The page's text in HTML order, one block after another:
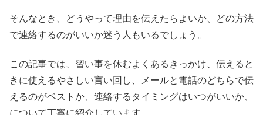
そんなとき、どうやって理由を伝えたらよいか、どの方法
で連絡するのがいいか迷う人もいるでしょう。
この記事では、習い事を休むよくあるきっかけ、伝えると
きに使えるやさしい言い回し、メールと電話のどちらで伝
えるのがベストか、連絡するタイミングはいつがいいか、